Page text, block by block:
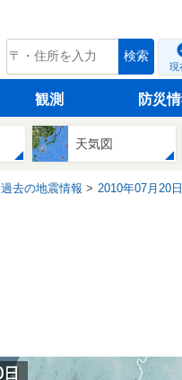
tenki.jp 検索
現
観測 防災
天気図
過去の地震情報 2010年07月20日